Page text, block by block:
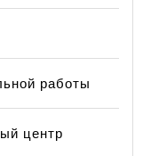
работы
центр